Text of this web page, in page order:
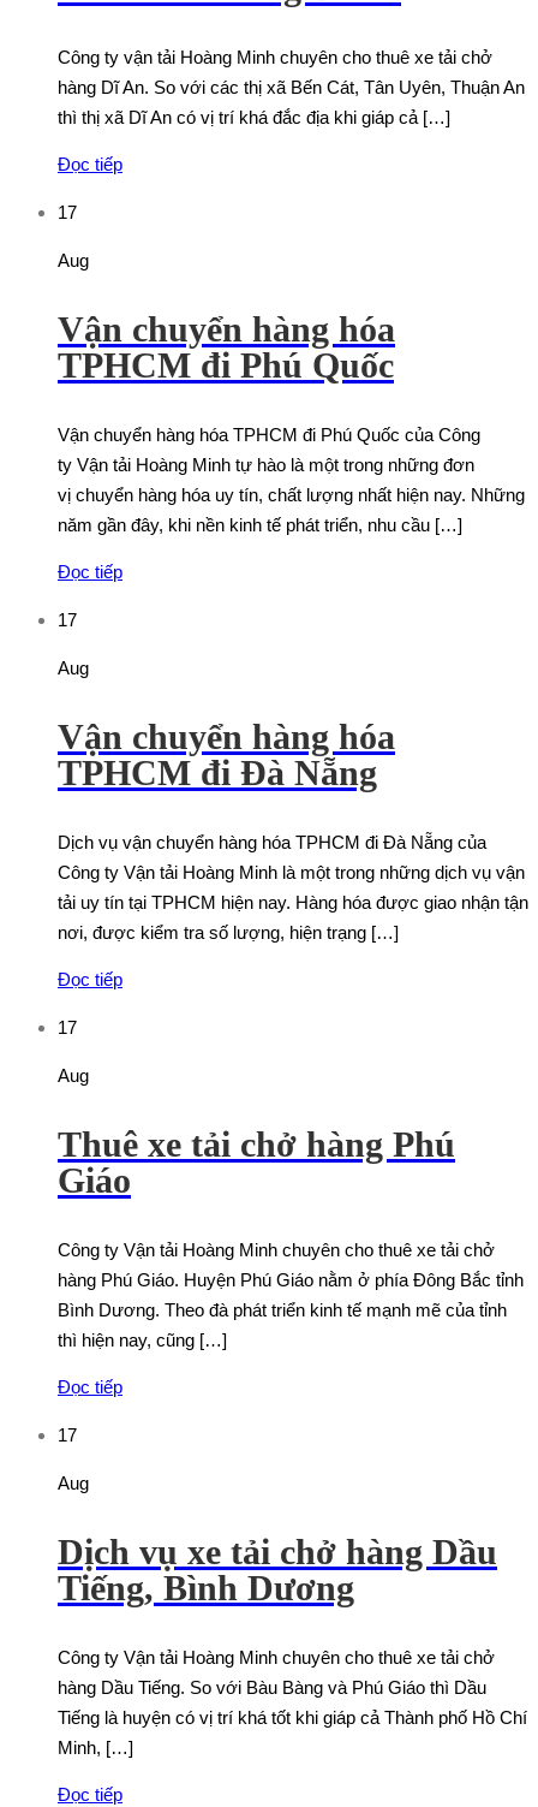
Công ty vận tải Hoàng Minh chuyên cho thuê xe tải chở
hàng Dĩ An. So với các thị xã Bến Cát, Tân Uyên, Thuận An
thì thị xã Dĩ An có vị trí khá đắc địa khi giáp cả […]
Đọc tiếp
17
Aug
Vận chuyển hàng hóa
TPHCM đi Phú Quốc
Vận chuyển hàng hóa TPHCM đi Phú Quốc của Công
ty Vận tải Hoàng Minh tự hào là một trong những đơn
vị chuyển hàng hóa uy tín, chất lượng nhất hiện nay. Những
năm gần đây, khi nền kinh tế phát triển, nhu cầu […]
Đọc tiếp
17
Aug
Vận chuyển hàng hóa
TPHCM đi Đà Nẵng
Dịch vụ vận chuyển hàng hóa TPHCM đi Đà Nẵng của
Công ty Vận tải Hoàng Minh là một trong những dịch vụ vận
tải uy tín tại TPHCM hiện nay. Hàng hóa được giao nhận tận
nơi, được kiểm tra số lượng, hiện trạng […]
Đọc tiếp
17
Aug
Thuê xe tải chở hàng Phú
Giáo
Công ty Vận tải Hoàng Minh chuyên cho thuê xe tải chở
hàng Phú Giáo. Huyện Phú Giáo nằm ở phía Đông Bắc tỉnh
Bình Dương. Theo đà phát triển kinh tế mạnh mẽ của tỉnh
thì hiện nay, cũng […]
Đọc tiếp
17
Aug
Dịch vụ xe tải chở hàng Dầu
Tiếng, Bình Dương
Công ty Vận tải Hoàng Minh chuyên cho thuê xe tải chở
hàng Dầu Tiếng. So với Bàu Bàng và Phú Giáo thì Dầu
Tiếng là huyện có vị trí khá tốt khi giáp cả Thành phố Hồ Chí
Minh, […]
Đọc tiếp